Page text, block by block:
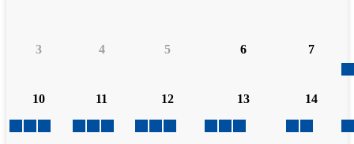
3 4 5 6 7
10 11 12 13 14